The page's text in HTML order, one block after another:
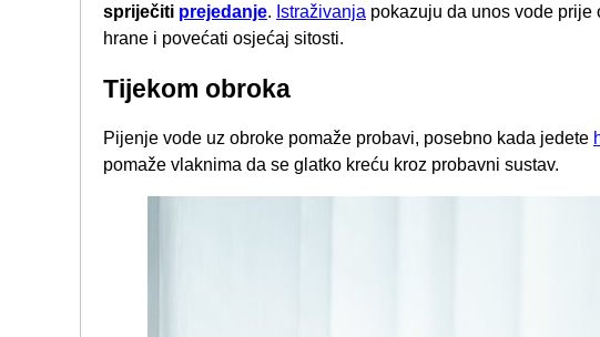
spriječiti prejedanje. Istraživanja pokazuju da unos vode prije
hrane i povećati osjećaj sitosti.
Tijekom obroka
Pijenje vode uz obroke pomaže probavi, posebno kada jedete
pomaže vlaknima da se glatko kreću kroz probavni sustav.